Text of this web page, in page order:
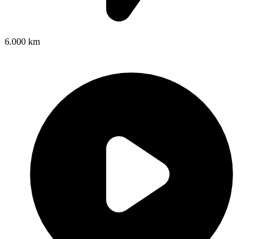
6.000 km